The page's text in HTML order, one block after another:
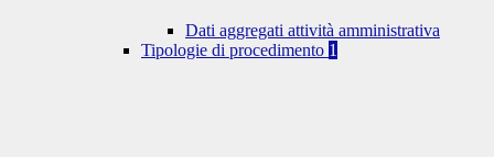
Dati aggregati attività amministrativa
Tipologie di procedimento 1